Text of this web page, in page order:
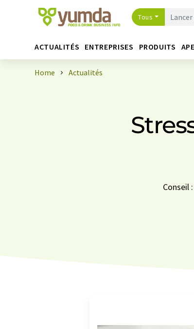
Tous
ACTUALITÉS ENTREPRISES PRODUITS
Home Actualités
Conseil